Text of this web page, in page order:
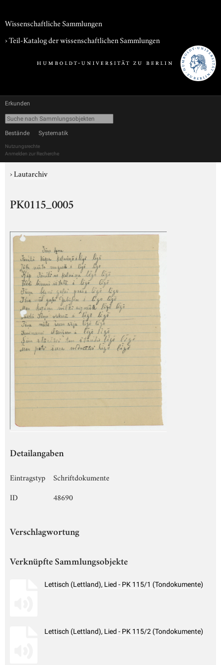
Wissenschaftliche Sammlungen
› Teil-Katalog der wissenschaftlichen Sammlungen
Erkunden
Bestände Systematik
Nutzungsrechte
Anmelden zur Recherche
›Lautarchiv
PK0115_0005
Detailangaben
Eintragstyp
Schriftdokumente
ID
48690
Verschlagwortung
Verknüpfte Sammlungsobjekte
Lettisch (Lettland), Lied - PK 115/1 (Tondokumente)
Lettisch (Lettland), Lied - PK 115/2 (Tondokumente)